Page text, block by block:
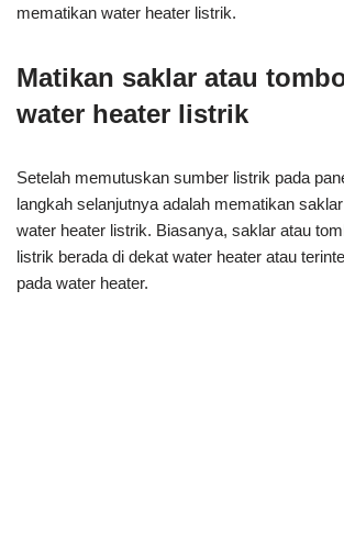
mematikan water heater listrik.
Matikan saklar atau
water heater listrik
Setelah memutuskan sumber listrik pada
langkah selanjutnya adalah mematikan
water heater listrik. Biasanya, saklar atau
listrik berada di dekat water heater atau
pada water heater.